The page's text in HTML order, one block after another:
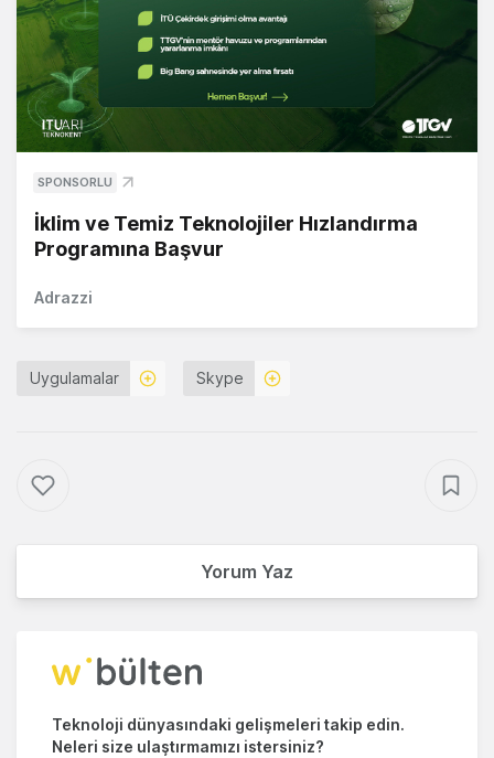
SPONSORLU
İklim ve Temiz Teknolojiler Hızlandırma
Programına Başvur
Adrazzi
Uygulamalar Skype
Yorum Yaz
Teknoloji dünyasındaki gelişmeleri takip edin.
Neleri size ulaştırmamızı istersiniz?